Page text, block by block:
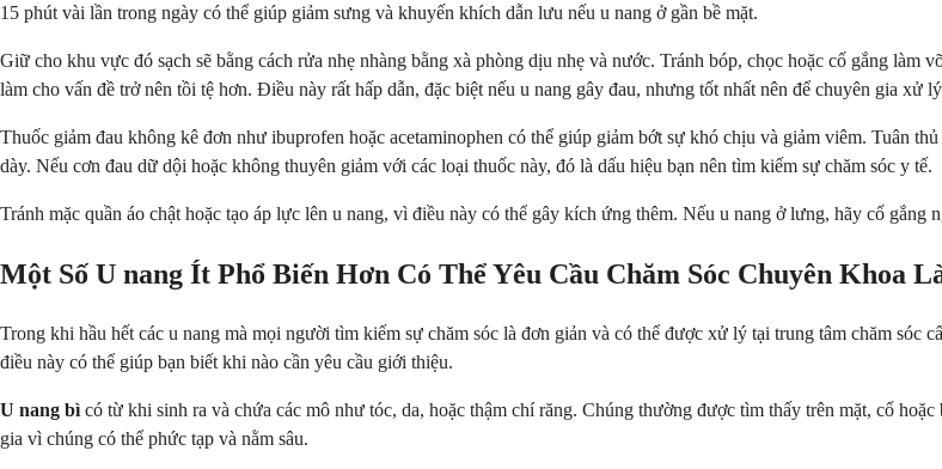
15 phút vài lần trong ngày có thể giúp giảm sưng và khuyến khích dẫn lưu nếu u nang ở gần bề mặt.
Giữ cho khu vực đó sạch sẽ bằng cách rửa nhẹ nhàng bằng xà phòng dịu nhẹ và nước. Tránh bóp, chọc hoặc cố gắng
làm cho vấn đề trở nên tồi tệ hơn. Điều này rất hấp dẫn, đặc biệt nếu u nang gây đau, nhưng tốt nhất nên để chuyên gia xử
Thuốc giảm đau không kê đơn như ibuprofen hoặc acetaminophen có thể giúp giảm bớt sự khó chịu và giảm viêm. Tuân
dày. Nếu cơn đau dữ dội hoặc không thuyên giảm với các loại thuốc này, đó là dấu hiệu bạn nên tìm kiếm sự chăm sóc y tế.
Tránh mặc quần áo chật hoặc tạo áp lực lên u nang, vì điều này có thể gây kích ứng thêm. Nếu u nang ở lưng, hãy cố
Một Số U nang Ít Phổ Biến Hơn Có Thể Yêu Cầu Chăm Sóc Chuyên Khoa
Trong khi hầu hết các u nang mà mọi người tìm kiếm sự chăm sóc là đơn giản và có thể được xử lý tại trung tâm chăm
điều này có thể giúp bạn biết khi nào cần yêu cầu giới thiệu.
U nang bì có từ khi sinh ra và chứa các mô như tóc, da, hoặc thậm chí răng. Chúng thường được tìm thấy trên mặt, cổ
gia vì chúng có thể phức tạp và nằm sâu.